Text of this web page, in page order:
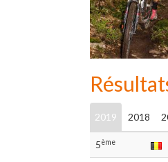
2019 2018
5ème